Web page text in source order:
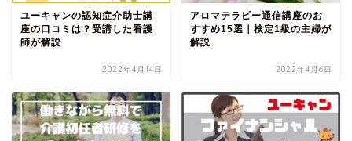
ユーキャンの認知症介助士講
座の口コミは？受講した看護
師が解説
2022年4月14日
アロマテラピー通信講座のお
すすめ15選｜検定1級の主婦が
解説
2022年4月6日